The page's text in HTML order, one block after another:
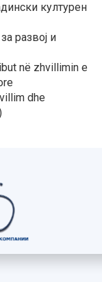
културен
развој и
në zhvillimin e
dhe